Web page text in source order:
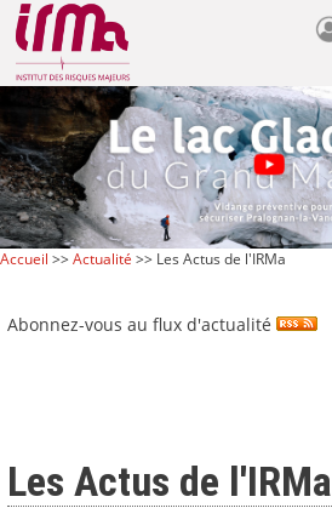
Accueil >>Actualité >> Les Actus de l'IRMa
Abonnez-vous au flux d'actualité
Les Actus de l'IRMa